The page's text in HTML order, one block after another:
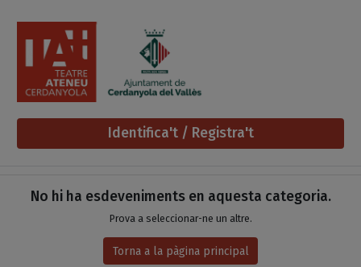
Identifica't / Registra't
Espectacles de la
Llistat d'esdeveniments
No hi ha esdeveniments en aquesta categoria.
Prova a seleccionar-ne un altre.
Torna a la pàgina principal